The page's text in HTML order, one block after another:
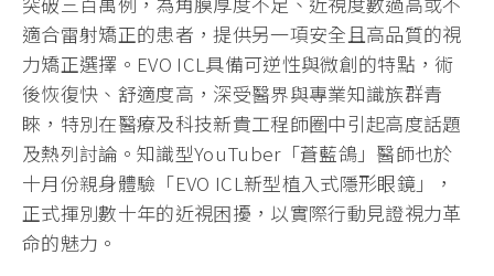
適合雷射矯正的患者，提供另一項安全且高品質的視
力矯正選擇。EVO ICL具備可逆性與微創的特點，術
後恢復快、舒適度高，深受醫界與專業知識族群青
睞，特別在醫療及科技新貴工程師圈中引起高度話題
及熱列討論。知識型YouTuber「蒼藍鴿」醫師也於
十月份親身體驗「EVO ICL新型植入式隱形眼鏡」，
正式揮別數十年的近視困擾，以實際行動見證視力革
命的魅力。